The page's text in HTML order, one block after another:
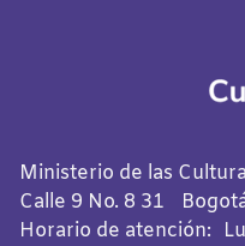
Ministerio de las
Calle 9 No. 8 31
Horario de atención: